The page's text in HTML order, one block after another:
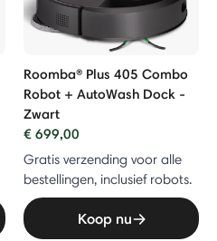
Roomba® Plus 405 Combo
Robot + AutoWash Dock -
Zwart
€ 699,00
Gratis verzending voor alle
bestellingen, inclusief robots.
Koop nu